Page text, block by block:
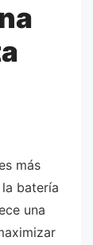
más
batería
una